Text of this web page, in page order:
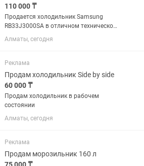
110 000 ₸
Продается холодильник Samsung
RB33J3000SA в отличном техническом
и внешнем состоянии. • Полностью
исправен, работает тихо. •
Inverter. • Система No Frost — не
требует...
Алматы, сегодня
Реклама
Продам холодильник Side by side
60 000 ₸
Продам холодильник в рабочем
состоянии
Алматы, сегодня
Реклама
Продам морозильник 160 л